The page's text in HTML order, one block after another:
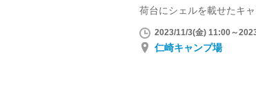
荷台にシェルを載せたキ
2023/11/3(金) 11:00～
仁崎キャンプ場